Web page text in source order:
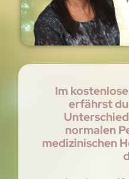
Im
erfährst
normalen
medizinischen